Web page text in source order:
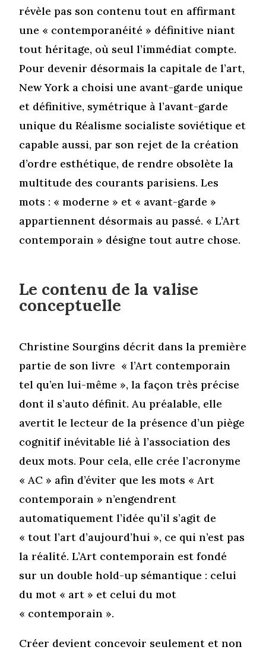
révèle pas son contenu tout en affirmant
une « contemporanéité » définitive niant
tout héritage, où seul l’immédiat compte.
Pour devenir désormais la capitale de l’art,
New York a choisi une avant-garde unique
et définitive, symétrique à l’avant-garde
unique du Réalisme socialiste soviétique et
capable aussi, par son rejet de la création
d’ordre esthétique, de rendre obsolète la
multitude des courants parisiens. Les
mots : « moderne » et « avant-garde »
appartiennent désormais au passé. « L’Art
contemporain » désigne tout autre chose.
Le contenu de la valise
conceptuelle
Christine Sourgins décrit dans la première
partie de son livre « l’Art contemporain
tel qu’en lui-même », la façon très précise
dont il s’auto définit. Au préalable, elle
avertit le lecteur de la présence d’un piège
cognitif inévitable lié à l’association des
deux mots. Pour cela, elle crée l’acronyme
« AC » afin d’éviter que les mots « Art
contemporain » n’engendrent
automatiquement l’idée qu’il s’agit de
« tout l’art d’aujourd’hui », ce qui n’est pas
la réalité. L’Art contemporain est fondé
sur un double hold-up sémantique : celui
du mot « art » et celui du mot
« contemporain ».
Créer devient concevoir seulement et non